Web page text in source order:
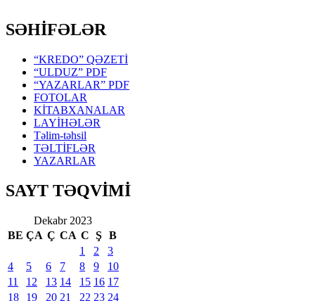
SƏHİFƏLƏR
“KREDO” QƏZETİ
“ULDUZ” PDF
“YAZARLAR” PDF
FOTOLAR
KİTABXANALAR
LAYİHƏLƏR
Təlim-təhsil
TƏLTİFLƏR
YAZARLAR
SAYT TƏQVİMİ
Dekabr 2023
BE ÇA Ç CA C Ş
B
1
2
3
4
5 6 7 8 9
10
11
12 13 14 15 16 17
18
19 20 21 22 23 24